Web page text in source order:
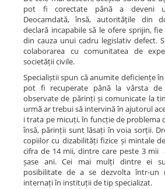
pot fi corectate până a deveni
Deocamdată, însă, autoritățile din
declară incapabile să le ofere sprijin,
din cauza unui cadru legislativ defect.
colaborarea cu comunitatea de
societății civile.
Specialiștii spun că anumite deficiențe
pot fi recuperate până la vârsta
observate de părinți și comunicate la
urmă ar trebui să intervină în ajutorul
i trata pe micuți, în funcție de problema
însă, părinții sunt lăsați în voia sorții.
copiilor cu dizabilități fizice și mintale
cifra de 14 mii, dintre care peste 3 mii
șase ani. Cei mai mulți dintre ei
posibilitate de a se dezvolta într-un
internați în instituții de tip specializat.